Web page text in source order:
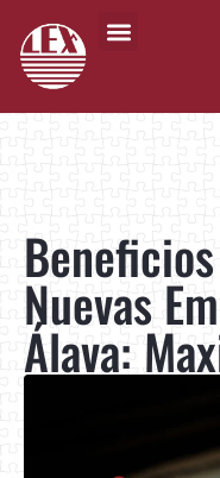
Nuevas
Álava: